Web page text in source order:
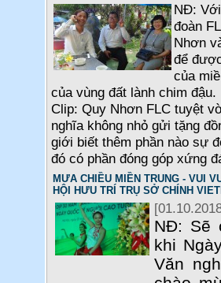
NĐ:
đoàn
Nhơn
để
của
của vùng đất lành chim
Clip: Quy Nhơn FLC tuyệt
nghĩa không nhỏ gửi tặng
giới biết thêm phần nào sự
đó có phần đóng góp xứng
MƯA CHIỀU MIỀN TRUNG - VUI
HỘI HƯU TRÍ TRỤ SỞ CHÍNH
NĐ: Sẽ
khi
Văn